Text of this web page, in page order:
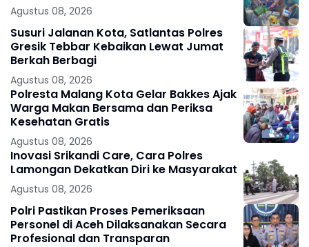
Agustus 08, 2026
Susuri Jalanan Kota, Satlantas Polres
Gresik Tebbar Kebaikan Lewat Jumat
Berkah Berbagi
Agustus 08, 2026
Polresta Malang Kota Gelar Bakkes Ajak
Warga Makan Bersama dan Periksa
Kesehatan Gratis
Agustus 08, 2026
Inovasi Srikandi Care, Cara Polres
Lamongan Dekatkan Diri ke Masyarakat
Agustus 08, 2026
Polri Pastikan Proses Pemeriksaan
Personel di Aceh Dilaksanakan Secara
Profesional dan Transparan